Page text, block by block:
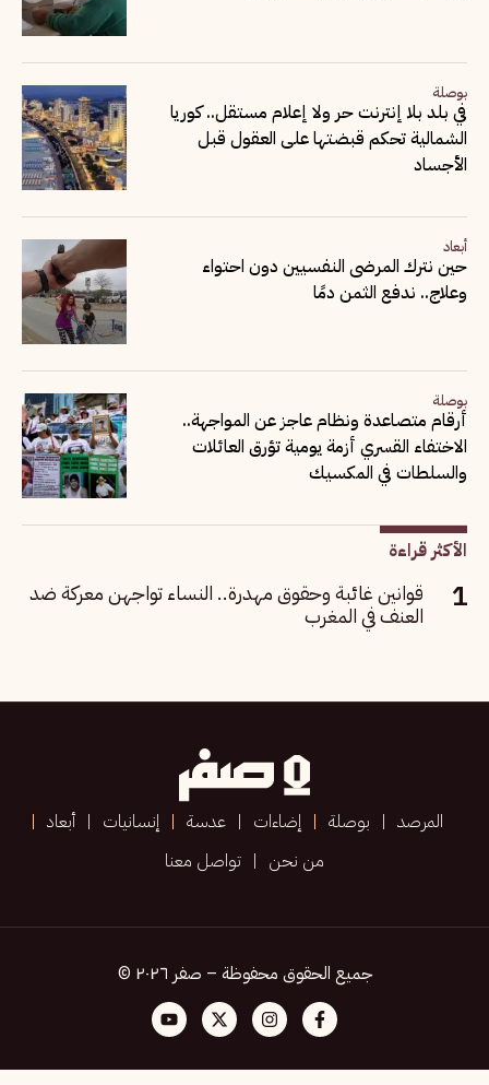
بوصلة
في بلد بلا إنترنت حر ولا إعلام مستقل.. كوريا
الشمالية تحكم قبضتها على العقول قبل
الأجساد
أبعاد
حين نترك المرضى النفسيين دون احتواء
وعلاج.. ندفع الثمن دمًا
بوصلة
أرقام متصاعدة ونظام عاجز عن المواجهة..
الاختفاء القسري أزمة يومية تؤرق العائلات
والسلطات في المكسيك
الأكثر قراءة
قوانين غائبة وحقوق مهدرة.. النساء تواجهن معركة ضد
العنف في المغرب
المرصد بوصلة إضاءات عدسة إنسانيات
أبعاد
من نحن
تواصل معنا
جميع الحقوق محفوظة – صفر ٢٠٢٦ ©